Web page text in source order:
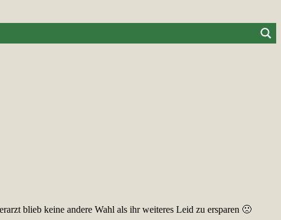
blieb keine andere Wahl als ihr weiteres Leid zu ersparen 🙁